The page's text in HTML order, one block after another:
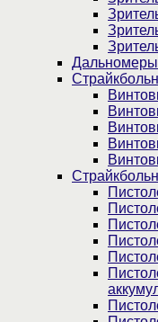
Дальномеры